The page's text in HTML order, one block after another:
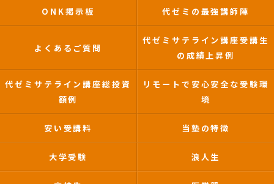
ONK掲示板 代ゼミの最強講師陣
よくあるご質問
代ゼミサテライン講座受講生
の成績上昇例
代ゼミサテライン講座総投資
額例
リモートで安心安全な受験環
境
安い受講料 当塾の特徴
大学受験 浪人生